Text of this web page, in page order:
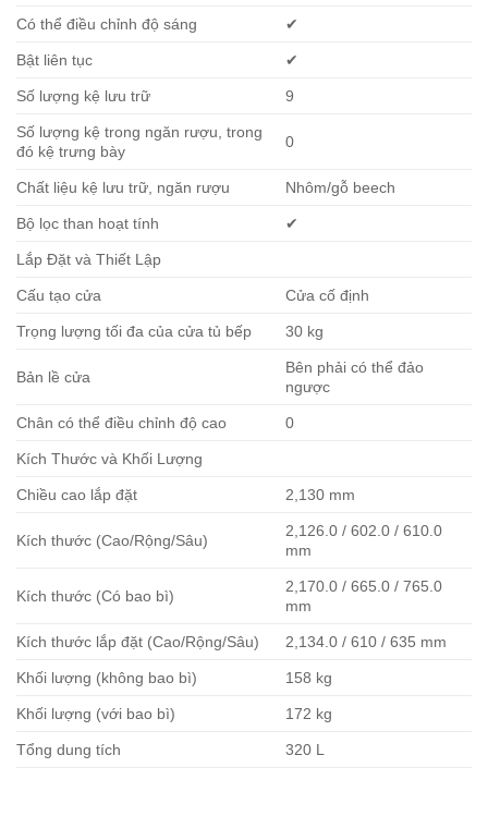
Có thể điều chỉnh độ sáng ✔
Bật liên tục ✔
Số lượng kệ lưu trữ 9
Số lượng kệ trong ngăn rượu, trong
đó kệ trưng bày
0
Chất liệu kệ lưu trữ, ngăn rượu Nhôm/gỗ beech
Bộ lọc than hoạt tính ✔
Lắp Đặt và Thiết Lập
Cấu tạo cửa Cửa cố định
Trọng lượng tối đa của cửa tủ bếp 30 kg
Bản lề cửa
Bên phải có thể đảo
ngược
Chân có thể điều chỉnh độ cao 0
Kích Thước và Khối Lượng
Chiều cao lắp đặt 2,130 mm
Kích thước (Cao/Rộng/Sâu)
2,126.0 / 602.0 / 610.0
mm
Kích thước (Có bao bì)
2,170.0 / 665.0 / 765.0
mm
Kích thước lắp đặt (Cao/Rộng/Sâu) 2,134.0 / 610 / 635 mm
Khối lượng (không bao bì) 158 kg
Khối lượng (với bao bì) 172 kg
Tổng dung tích 320 L